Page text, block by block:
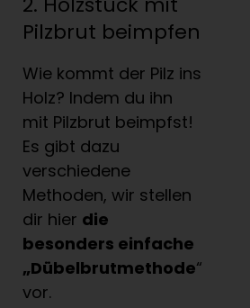
Pilzbrut beimpfen
Wie kommt der Pilz ins
Holz? Indem du ihn
mit Pilzbrut beimpfst!
Es gibt dazu
verschiedene
Methoden, wir stellen
dir hier die
besonders einfache
„Dübelbrutmethode“
vor.